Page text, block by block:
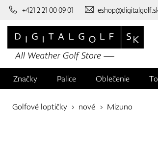
+421 2 21 00 09 01
Značky Palice Oblečenie
Golfové loptičky nové Mizuno